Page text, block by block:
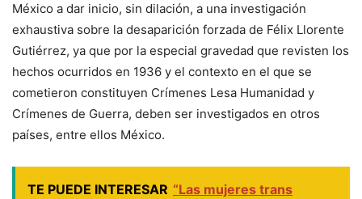
México a dar inicio, sin dilación, a una investigación
exhaustiva sobre la desaparición forzada de Félix Llorente
Gutiérrez, ya que por la especial gravedad que revisten los
hechos ocurridos en 1936 y el contexto en el que se
cometieron constituyen Crímenes Lesa Humanidad y
Crímenes de Guerra, deben ser investigados en otros
países, entre ellos México.
TE PUEDE INTERESAR “Las mujeres trans